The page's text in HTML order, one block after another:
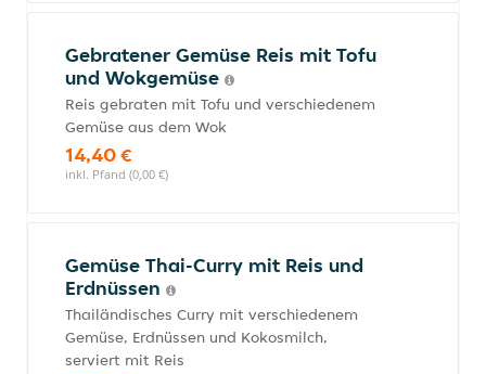
Gebratener Gemüse Reis mit Tofu
und Wokgemüse
Reis gebraten mit Tofu und verschiedenem
Gemüse aus dem Wok
14,40 €
inkl. Pfand (0,00 €)
Gemüse Thai-Curry mit Reis und
Erdnüssen
Thailändisches Curry mit verschiedenem
Gemüse, Erdnüssen und Kokosmilch,
serviert mit Reis